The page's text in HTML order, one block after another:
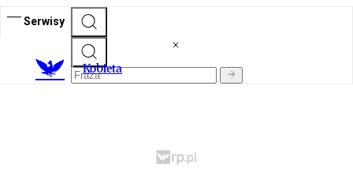
Serwisy
Kobieta